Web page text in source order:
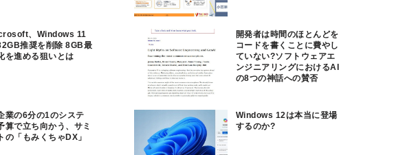
、Windows 11
推奨を削除 8GB最
を進める狙いとは
開発者は時間のほとんどを
コードを書くことに費やし
ていない?ソフトウェアエ
ンジニアリングにおけるAI
の8つの神話への賛否
業の6分の1のシステ
算で立ち向かう、サミ
の「もみくちゃDX」
Windows 12は本当に登場
するのか?